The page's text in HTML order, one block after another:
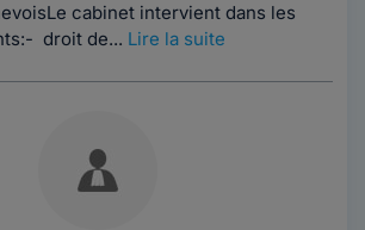
cabinet intervient dans les
droit de... Lire la suite